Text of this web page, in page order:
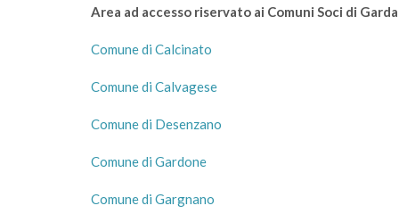
Area ad accesso riservato ai Comuni Soci di
Comune di Calcinato
Comune di Calvagese
Comune di Desenzano
Comune di Gardone
Comune di Gargnano